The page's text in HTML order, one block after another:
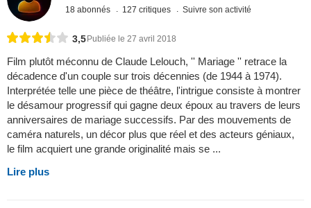
18 abonnés 127 critiques Suivre son activité
3,5 Publiée le 27 avril 2018
Film plutôt méconnu de Claude Lelouch, '' Mariage '' retrace la
décadence d'un couple sur trois décennies (de 1944 à 1974).
Interprétée telle une pièce de théâtre, l'intrigue consiste à montrer
le désamour progressif qui gagne deux époux au travers de leurs
anniversaires de mariage successifs. Par des mouvements de
caméra naturels, un décor plus que réel et des acteurs géniaux,
le film acquiert une grande originalité mais se ...
Lire plus